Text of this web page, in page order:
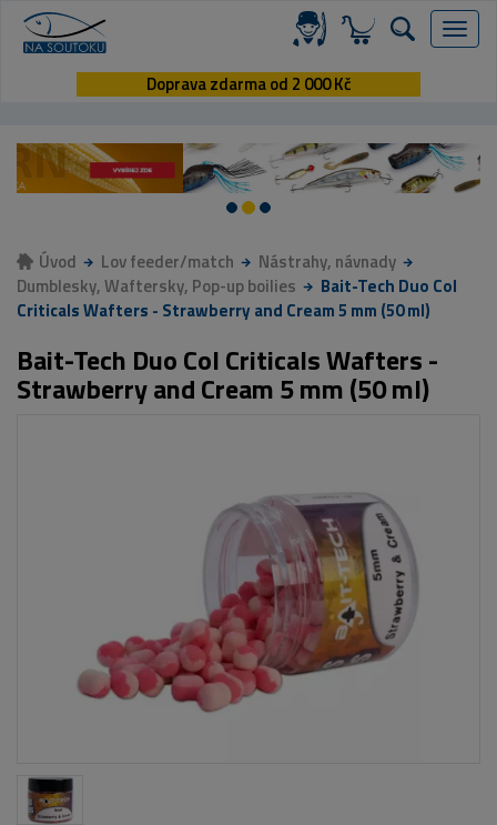
Menu
Doprava zdarma od 2 000 Kč
Úvod Lov feeder/match
Nástrahy, návnady
Dumblesky, Waftersky, Pop-up boilies
Bait-Tech Duo Col
Criticals Wafters - Strawberry and Cream 5 mm (50 ml)
Bait-Tech Duo Col Criticals Wafters -
Strawberry and Cream 5 mm (50 ml)